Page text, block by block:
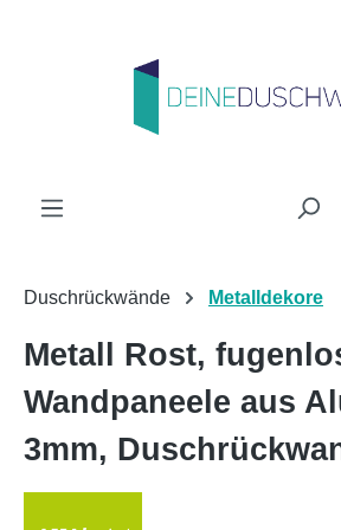
Duschrückwände Metalldekore
Metall Rost,
Wandpaneele aus
3mm,